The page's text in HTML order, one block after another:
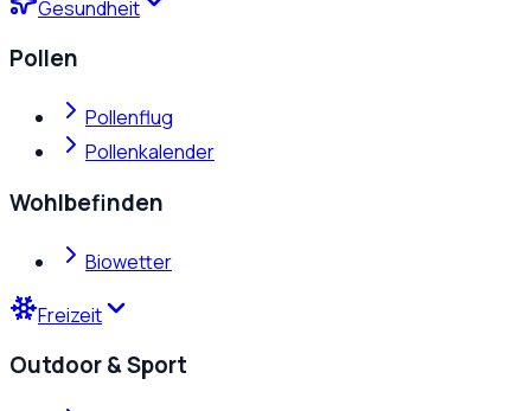
Gesundheit
Pollen
Pollenflug
Pollenkalender
Wohlbefinden
Biowetter
Freizeit
Outdoor & Sport